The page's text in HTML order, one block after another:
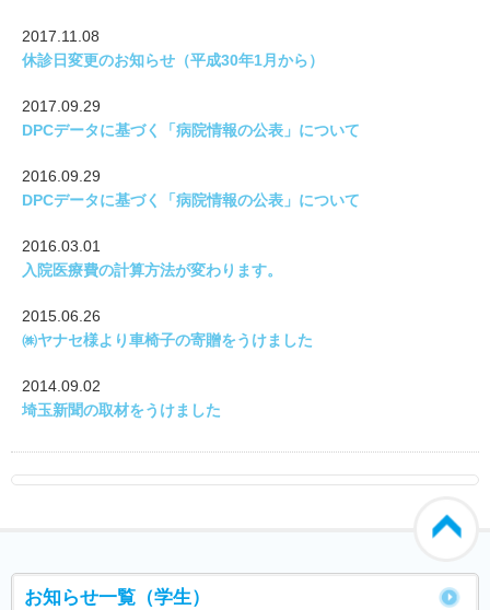
2017.11.08
休診日変更のお知らせ（平成30年1月から）
2017.09.29
DPCデータに基づく「病院情報の公表」について
2016.09.29
DPCデータに基づく「病院情報の公表」について
2016.03.01
入院医療費の計算方法が変わります。
2015.06.26
㈱ヤナセ様より車椅子の寄贈をうけました
2014.09.02
埼玉新聞の取材をうけました
お知らせ一覧（学生）